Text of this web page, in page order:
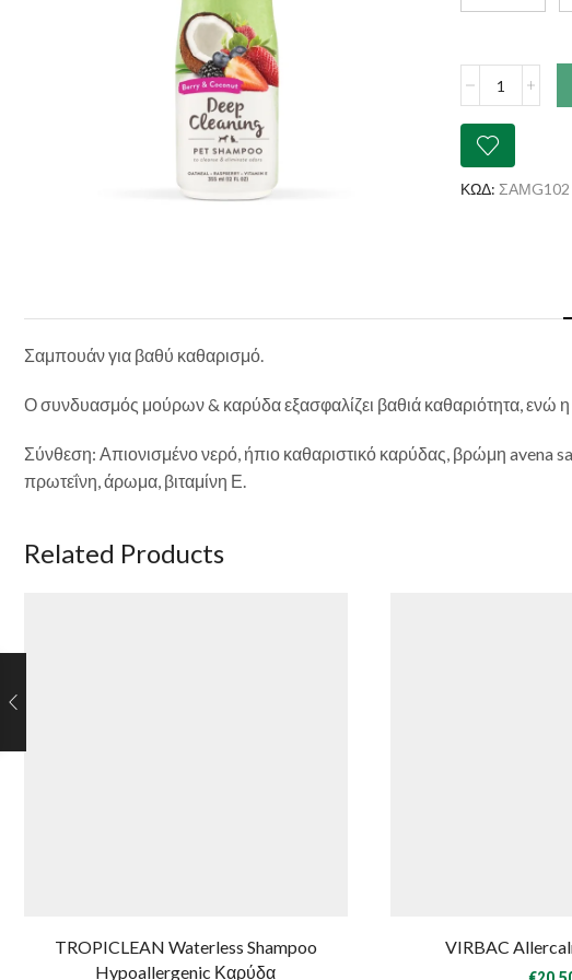
Shampoo
Berry
&
ΚΩΔ: ΣΑΜG102
Σαμπουάν για βαθύ καθαρισμό.
Ο συνδυασμός μούρων & καρύδα εξασφαλίζει βαθιά καθαριότητα, ενώ
Σύνθεση: Απιονισμένο νερό, ήπιο καθαριστικό καρύδας, βρώμη avena
πρωτεΐνη, άρωμα, βιταμίνη Ε.
Related Products
TROPICLEAN Waterless Shampoo
Hypoallergenic Καρύδα
VIRBAC